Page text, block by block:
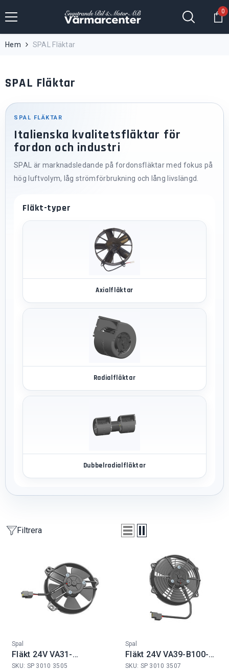
0
0
Hem SPAL Fläktar
SPAL Fläktar
SPAL FLÄKTAR
Italienska kvalitetsfläktar för
fordon och industri
SPAL är marknadsledande på fordonsfläktar med fokus på
hög luftvolym, låg strömförbrukning och lång livslängd.
Fläkt-typer
Axialfläktar
Radialfläktar
Dubbelradialfläktar
Filtrera
Fabrikat:
Spal
Fläkt 24V VA31-
B101/IE-46A
SKU: SP 3010 3505
Fabrikat:
Spal
Fläkt 24V VA39-B100-
45S
SKU: SP 3010 3507